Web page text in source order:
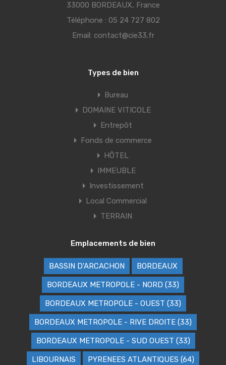
33000 BORDEAUX, France
Téléphone : 05 24 727 802
Email: contact@cie33.fr
Types de bien
Bureau
DOMAINE VITICOLE
Entrepôt
Fonds de commerce
HÔTEL
IMMEUBLE
Investissement
Local Commercial
TERRAIN
Emplacements de bien
BASSIN D'ARCACHON BORDEAUX
BORDEAUX METROPOLE - NORD (33)
BORDEAUX METROPOLE - OUEST (33)
BORDEAUX METROPOLE - RIVE DROITE (33)
BORDEAUX METROPOLE - SUD OUEST (33)
LIBOURNAIS PYRENEES ATLANTIQUES (64)